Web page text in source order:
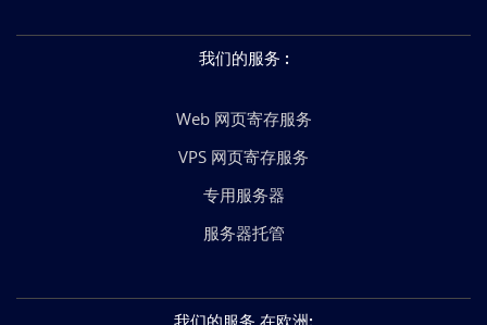
我们的服务 :
Web 网页寄存服务
VPS 网页寄存服务
专用服务器
服务器托管